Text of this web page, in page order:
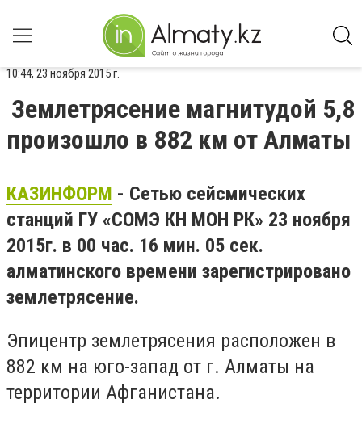
10:44, 23 ноября 2015 г.
Землетрясение магнитудой 5,8
произошло в 882 км от Алматы
КАЗИНФОРМ - Сетью сейсмических
станций ГУ «СОМЭ КН МОН РК» 23 ноября
2015г. в 00 час. 16 мин. 05 сек.
алматинского времени зарегистрировано
землетрясение.
Эпицентр землетрясения расположен в
882 км на юго-запад от г. Алматы на
территории Афганистана.